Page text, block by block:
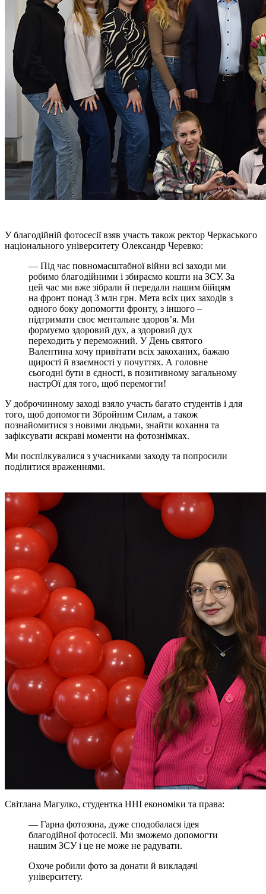
У благодійній фотосесії взяв участь також ректор Черкаського
національного університету Олександр Черевко:
— Під час повномасштабної війни всі заходи ми
робимо благодійними і збираємо кошти на ЗСУ. За
цей час ми вже зібрали й передали нашим бійцям
на фронт понад 3 млн грн. Мета всіх цих заходів з
одного боку допомогти фронту, з іншого –
підтримати своє ментальне здоров’я. Ми
формуємо здоровий дух, а здоровий дух
переходить у переможний. У День святого
Валентина хочу привітати всіх закоханих, бажаю
щирості й взаємності у почуттях. А головне
сьогодні бути в єдності, в позитивному загальному
настрОї для того, щоб перемогти!
У доброчинному заході взяло участь багато студентів і для
того, щоб допомогти Збройним Силам, а також
познайомитися з новими людьми, знайти кохання та
зафіксувати яскраві моменти на фотознімках.
Ми поспілкувалися з учасниками заходу та попросили
поділитися враженнями.
Світлана Магулко, студентка ННІ економіки та права:
— Гарна фотозона, дуже сподобалася ідея
благодійної фотосесії. Ми зможемо допомогти
нашим ЗСУ і це не може не радувати.
Охоче робили фото за донати й викладачі
університету.